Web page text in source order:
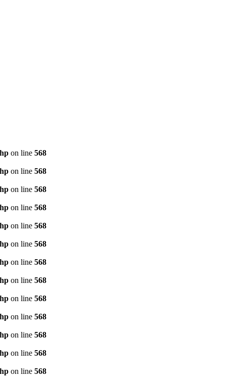
on line 568
on line 568
on line 568
on line 568
on line 568
on line 568
on line 568
on line 568
on line 568
on line 568
on line 568
on line 568
on line 568